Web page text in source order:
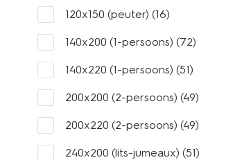
120x150 (peuter) (16)
140x200 (1-persoons) (72)
140x220 (1-persoons) (51)
200x200 (2-persoons) (49)
200x220 (2-persoons) (49)
240x200 (lits-jumeaux) (51)